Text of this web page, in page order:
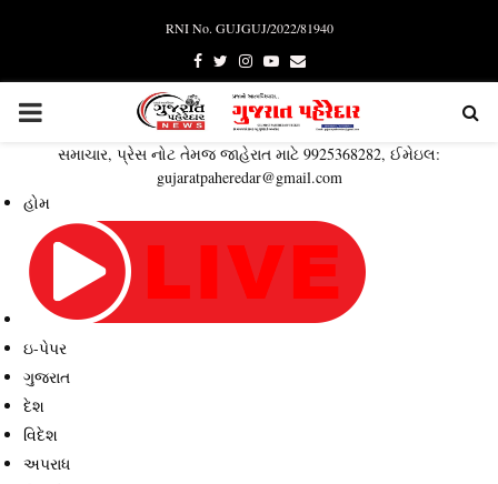
RNI No. GUJGUJ/2022/81940
Facebook
TwitterInstagram
YoutubeEmail
PRIMARY
MENU
સમાચાર, પ્રેસ નોટ તેમજ જાહેરાત માટે 9925368282, ઈમેઇલ:
gujaratpaheredar@gmail.com
હોમ
ઇ-પેપર
ગુજરાત
દેશ
વિદેશ
અપરાધ